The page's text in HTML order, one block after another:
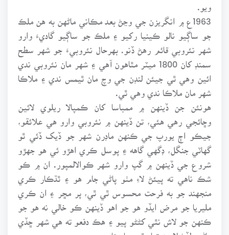
1963ع ۾ انگريزن جي وڃڻ بعد مڪاني ماڻهن به هن ملڪ
جو ساڳيو نالو ڪينيا رکيو ۽ ملڪ جو ساڳيو گاديءَ وارو
شهر نئروبي قائم رهڻ ڏنو. بهرحال نئروبيءَ جو شهر سطح
سمنڊ کان 1800 ميٽر مٿاهون آهي ۽ شهر مان نئروبي ندي
ائين وهي ٿي جيئن لنڊن جي وچ مان ٿيمس ندي ۽ ملاڪا
شهر مان ملاڪا ندي وهي ٿي.
هونئن جن ڏينهن ۾ ممباسا کان ڪمپالا ريلوي لائين
وڇائجي رهي هئي، تن ڏينهن ۾ نئروبي وارو هي علائقو،
جيڪو اڄ يورپ جي ڪنهن ماڊرن شهر جو ڏيک ڏئي ٿو
گهاٽي جنگل، ڊگهي گاهه ۽ پوسل ڪري اهڙو ئي هو جهڙو
شروع جي ڏينهن ۾ گپ وارو شهر ڪوالالمپور. ان ۾ ڪو
شڪ ناهي ته پيئڻ لاءِ مٺو پاڻي جام هو ۽ ٿڌڪار ڪري
منجهند جو به فرحت محسوس ٿي ٿي، پر مڇر ۽ ان ڪري
مليريا جو مرض ايڏو هو جو اهو ڏينهن ڪو خالي نه هو جو
ڪنهن جو لاش نٿي کڻڻو پيو ۽ هڪ دفعو ته هي شهر ڇڏي
ماڻهو لڏڻ لاءِ به تيار ٿي ويا هئا.